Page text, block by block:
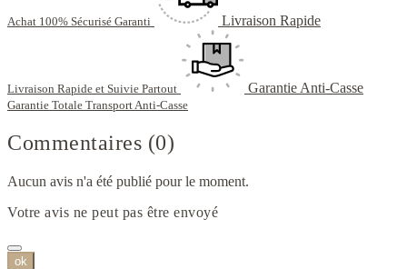
Achat 100% Sécurisé Garanti Livraison Rapide
Livraison Rapide et Suivie Partout Garantie Anti-Casse
Garantie Totale Transport Anti-Casse
Commentaires (0)
Aucun avis n'a été publié pour le moment.
Votre avis ne peut pas être envoyé
ok